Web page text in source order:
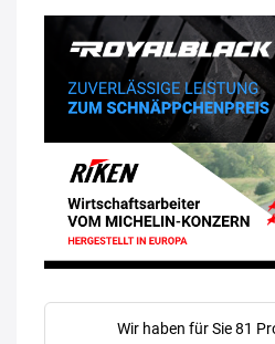
Wir haben für Sie 81